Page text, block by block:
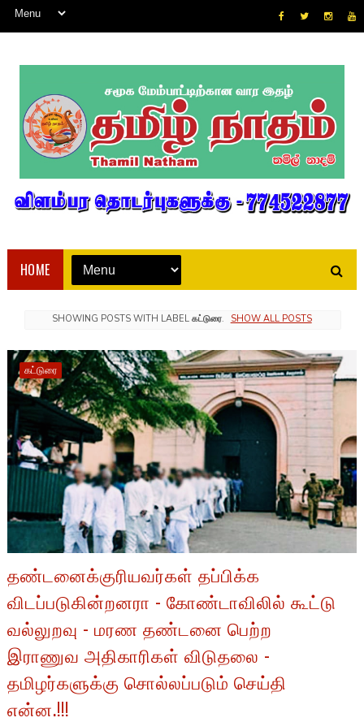
HOME
SHOWING POSTS WITH LABELகட்டுரை. SHOW ALL POSTS
கட்டுரை
தண்டனைக்குரியவர்கள் தப்பிக்க
விடப்படுகின்றனரா - கோண்டாவிலில் கூட்டு
வல்லுறவு - மரண தண்டனை பெற்ற
இராணுவ அதிகாரிகள் விடுதலை -
தமிழர்களுக்கு சொல்லப்படும் செய்தி
என்ன.!!!